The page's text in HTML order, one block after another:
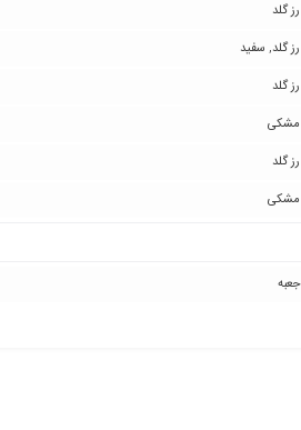
رز گلد
رز گلد, سفید
رز گلد
مشکی
رز گلد
مشکی
جعبه